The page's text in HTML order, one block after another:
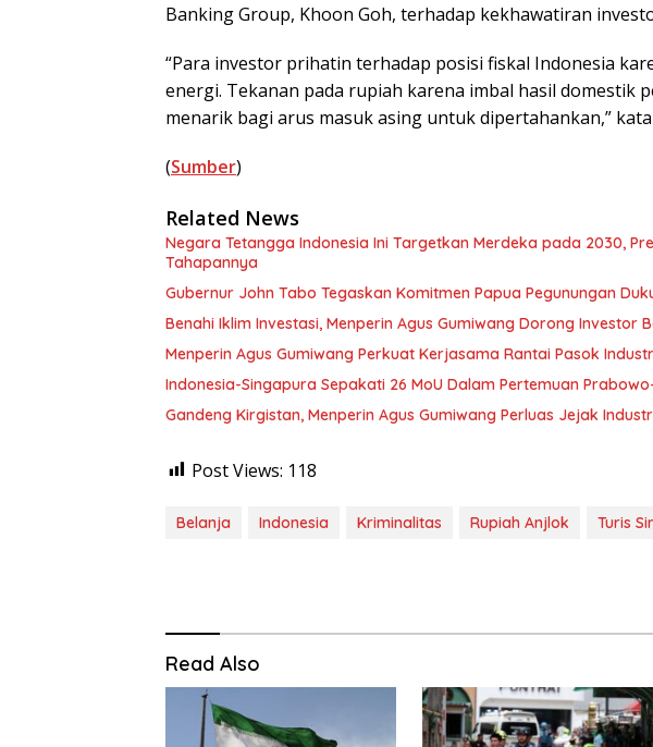
Banking Group, Khoon Goh, terhadap kekhawatiran
“Para investor prihatin terhadap posisi fiskal Indonesia
energi. Tekanan pada rupiah karena imbal hasil domestik
menarik bagi arus masuk asing untuk dipertahankan,”
(Sumber)
Related News
Negara Tetangga Indonesia Ini Targetkan Merdeka pada 2030,
Tahapannya
Gubernur John Tabo Tegaskan Komitmen Papua Pegunungan
Benahi Iklim Investasi, Menperin Agus Gumiwang Dorong Investor
Menperin Agus Gumiwang Perkuat Kerjasama Rantai Pasok
Indonesia-Singapura Sepakati 26 MoU Dalam Pertemuan
Gandeng Kirgistan, Menperin Agus Gumiwang Perluas Jejak
Post Views: 118
Belanja Indonesia Kriminalitas Rupiah Anjlok Turis
Read Also